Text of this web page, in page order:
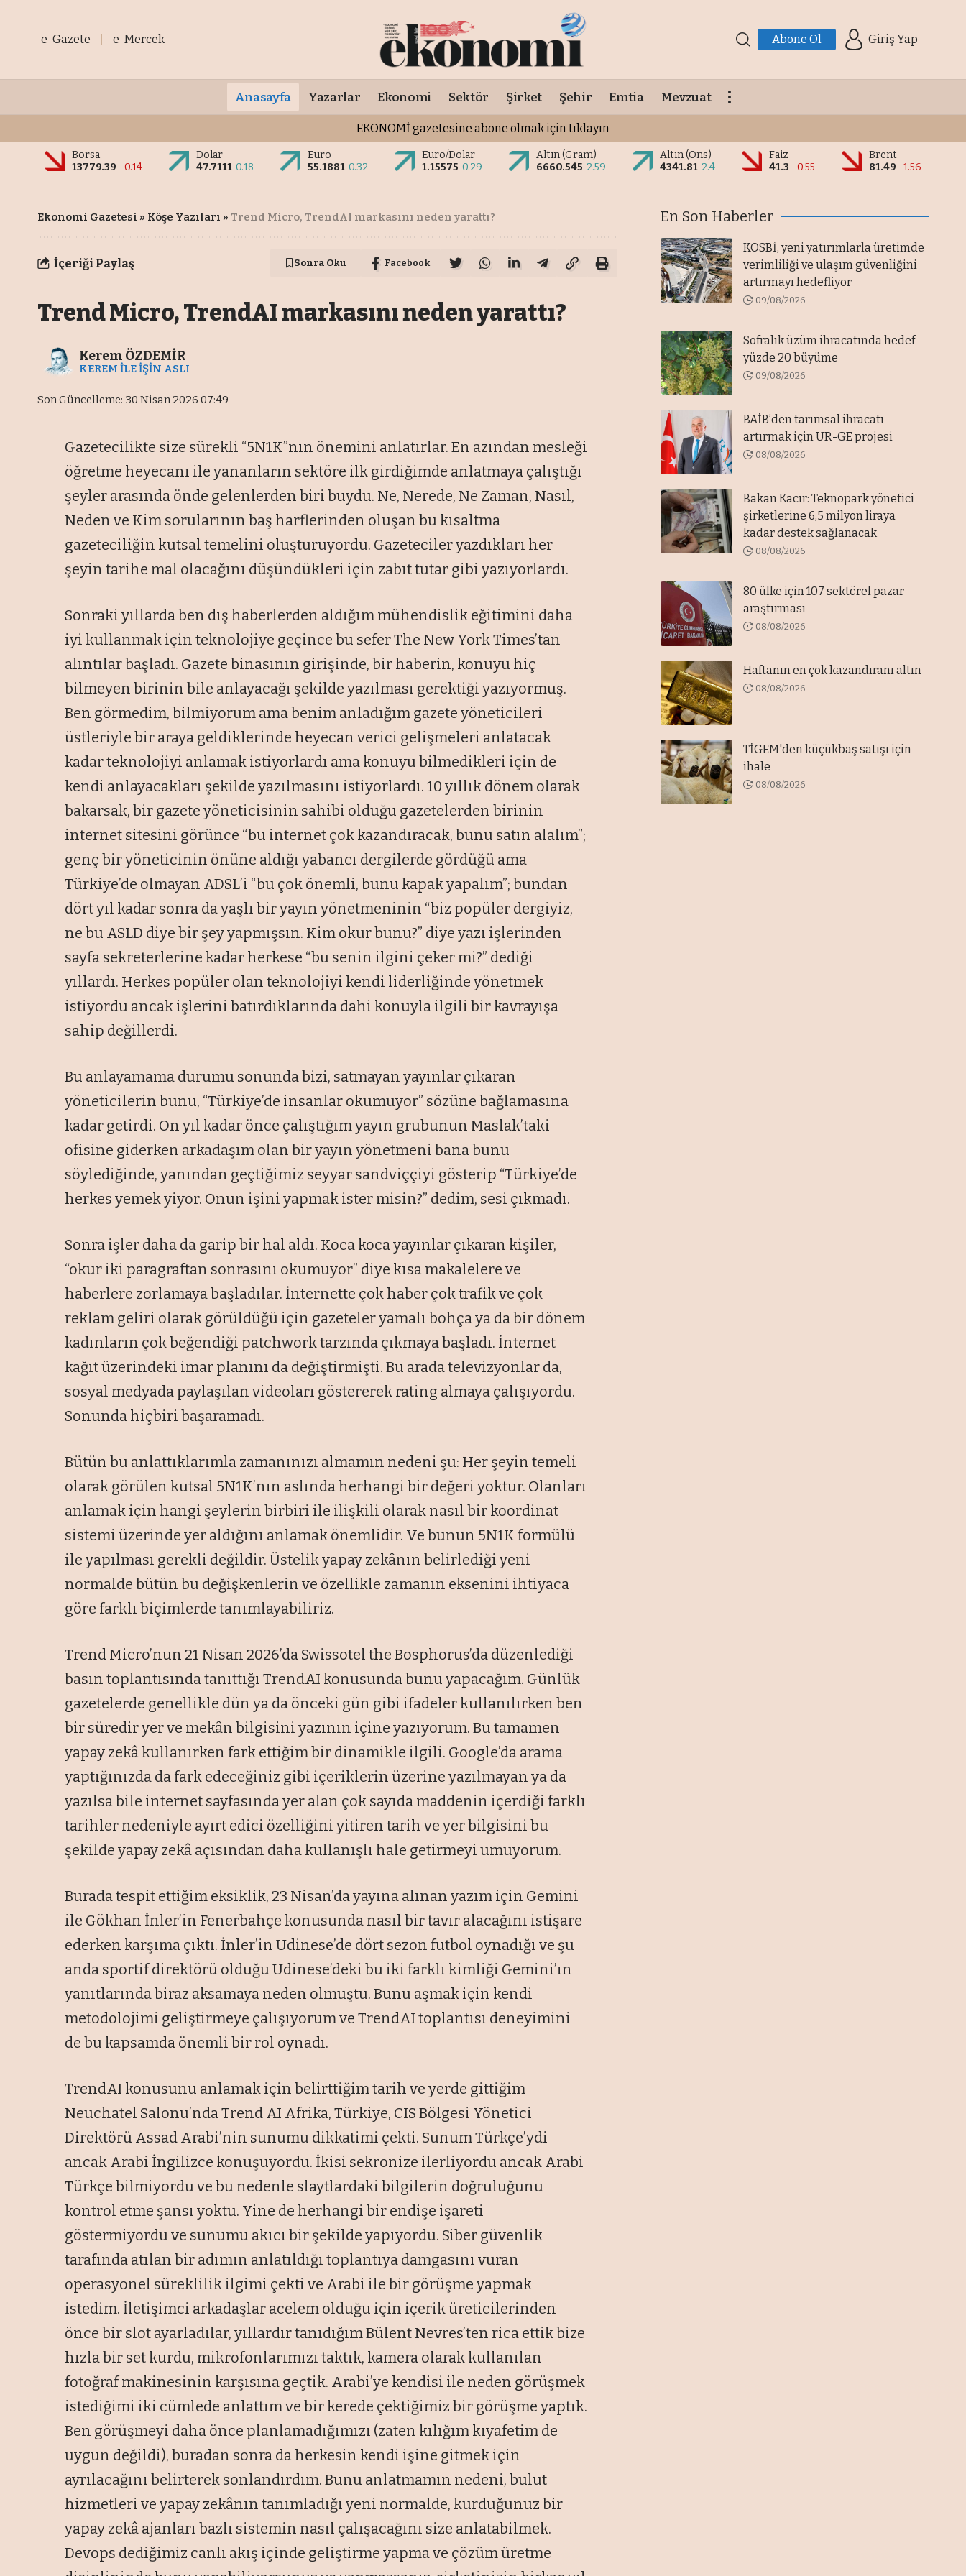
e-Gazete e-Mercek Abone Ol Giriş Yap
Anasayfa Yazarlar Ekonomi Sektör Şirket Şehir Emtia Mevzuat
EKONOMİ gazetesine abone olmak için tıklayın
Borsa
13779.39 -0.14
Dolar
47.7111 0.18
Euro
55.1881 0.32
Euro/Dolar
1.15575 0.29
Altın (Gram)
6660.545 2.59
Altın (Ons)
4341.81 2.4
Faiz
41.3 -0.55
Brent
81.49 -1.56
Ekonomi Gazetesi » Köşe Yazıları » Trend Micro, TrendAI markasını neden yarattı?
İçeriği Paylaş Sonra Oku Facebook
Trend Micro, TrendAI markasını neden yarattı?
Son Güncelleme: 30 Nisan 2026 07:49
Kerem ÖZDEMİR
KEREM İLE İŞİN ASLI
Gazetecilikte size sürekli “5N1K”nın önemini anlatırlar. En azından mesleği
öğretme heyecanı ile yananların sektöre ilk girdiğimde anlatmaya çalıştığı
şeyler arasında önde gelenlerden biri buydu. Ne, Nerede, Ne Zaman, Nasıl,
Neden ve Kim sorularının baş harflerinden oluşan bu kısaltma
gazeteciliğin kutsal temelini oluşturuyordu. Gazeteciler yazdıkları her
şeyin tarihe mal olacağını düşündükleri için zabıt tutar gibi yazıyorlardı.
Sonraki yıllarda ben dış haberlerden aldığım mühendislik eğitimini daha
iyi kullanmak için teknolojiye geçince bu sefer The New York Times’tan
alıntılar başladı. Gazete binasının girişinde, bir haberin, konuyu hiç
bilmeyen birinin bile anlayacağı şekilde yazılması gerektiği yazıyormuş.
Ben görmedim, bilmiyorum ama benim anladığım gazete yöneticileri
üstleriyle bir araya geldiklerinde heyecan verici gelişmeleri anlatacak
kadar teknolojiyi anlamak istiyorlardı ama konuyu bilmedikleri için de
kendi anlayacakları şekilde yazılmasını istiyorlardı. 10 yıllık dönem olarak
bakarsak, bir gazete yöneticisinin sahibi olduğu gazetelerden birinin
internet sitesini görünce “bu internet çok kazandıracak, bunu satın alalım”;
genç bir yöneticinin önüne aldığı yabancı dergilerde gördüğü ama
Türkiye’de olmayan ADSL’i “bu çok önemli, bunu kapak yapalım”; bundan
dört yıl kadar sonra da yaşlı bir yayın yönetmeninin “biz popüler dergiyiz,
ne bu ASLD diye bir şey yapmışsın. Kim okur bunu?” diye yazı işlerinden
sayfa sekreterlerine kadar herkese “bu senin ilgini çeker mi?” dediği
yıllardı. Herkes popüler olan teknolojiyi kendi liderliğinde yönetmek
istiyordu ancak işlerini batırdıklarında dahi konuyla ilgili bir kavrayışa
sahip değillerdi.
Bu anlayamama durumu sonunda bizi, satmayan yayınlar çıkaran
yöneticilerin bunu, “Türkiye’de insanlar okumuyor” sözüne bağlamasına
kadar getirdi. On yıl kadar önce çalıştığım yayın grubunun Maslak’taki
ofisine giderken arkadaşım olan bir yayın yönetmeni bana bunu
söylediğinde, yanından geçtiğimiz seyyar sandviççiyi gösterip “Türkiye’de
herkes yemek yiyor. Onun işini yapmak ister misin?” dedim, sesi çıkmadı.
Sonra işler daha da garip bir hal aldı. Koca koca yayınlar çıkaran kişiler,
“okur iki paragraftan sonrasını okumuyor” diye kısa makalelere ve
haberlere zorlamaya başladılar. İnternette çok haber çok trafik ve çok
reklam geliri olarak görüldüğü için gazeteler yamalı bohça ya da bir dönem
kadınların çok beğendiği patchwork tarzında çıkmaya başladı. İnternet
kağıt üzerindeki imar planını da değiştirmişti. Bu arada televizyonlar da,
sosyal medyada paylaşılan videoları göstererek rating almaya çalışıyordu.
Sonunda hiçbiri başaramadı.
Bütün bu anlattıklarımla zamanınızı almamın nedeni şu: Her şeyin temeli
olarak görülen kutsal 5N1K’nın aslında herhangi bir değeri yoktur. Olanları
anlamak için hangi şeylerin birbiri ile ilişkili olarak nasıl bir koordinat
sistemi üzerinde yer aldığını anlamak önemlidir. Ve bunun 5N1K formülü
ile yapılması gerekli değildir. Üstelik yapay zekânın belirlediği yeni
normalde bütün bu değişkenlerin ve özellikle zamanın eksenini ihtiyaca
göre farklı biçimlerde tanımlayabiliriz.
Trend Micro’nun 21 Nisan 2026’da Swissotel the Bosphorus’da düzenlediği
basın toplantısında tanıttığı TrendAI konusunda bunu yapacağım. Günlük
gazetelerde genellikle dün ya da önceki gün gibi ifadeler kullanılırken ben
bir süredir yer ve mekân bilgisini yazının içine yazıyorum. Bu tamamen
yapay zekâ kullanırken fark ettiğim bir dinamikle ilgili. Google’da arama
yaptığınızda da fark edeceğiniz gibi içeriklerin üzerine yazılmayan ya da
yazılsa bile internet sayfasında yer alan çok sayıda maddenin içerdiği farklı
tarihler nedeniyle ayırt edici özelliğini yitiren tarih ve yer bilgisini bu
şekilde yapay zekâ açısından daha kullanışlı hale getirmeyi umuyorum.
Burada tespit ettiğim eksiklik, 23 Nisan’da yayına alınan yazım için Gemini
ile Gökhan İnler’in Fenerbahçe konusunda nasıl bir tavır alacağını istişare
ederken karşıma çıktı. İnler’in Udinese’de dört sezon futbol oynadığı ve şu
anda sportif direktörü olduğu Udinese’deki bu iki farklı kimliği Gemini’ın
yanıtlarında biraz aksamaya neden olmuştu. Bunu aşmak için kendi
metodolojimi geliştirmeye çalışıyorum ve TrendAI toplantısı deneyimini
de bu kapsamda önemli bir rol oynadı.
TrendAI konusunu anlamak için belirttiğim tarih ve yerde gittiğim
Neuchatel Salonu’nda Trend AI Afrika, Türkiye, CIS Bölgesi Yönetici
Direktörü Assad Arabi’nin sunumu dikkatimi çekti. Sunum Türkçe’ydi
ancak Arabi İngilizce konuşuyordu. İkisi sekronize ilerliyordu ancak Arabi
Türkçe bilmiyordu ve bu nedenle slaytlardaki bilgilerin doğruluğunu
kontrol etme şansı yoktu. Yine de herhangi bir endişe işareti
göstermiyordu ve sunumu akıcı bir şekilde yapıyordu. Siber güvenlik
tarafında atılan bir adımın anlatıldığı toplantıya damgasını vuran
operasyonel süreklilik ilgimi çekti ve Arabi ile bir görüşme yapmak
istedim. İletişimci arkadaşlar acelem olduğu için içerik üreticilerinden
önce bir slot ayarladılar, yıllardır tanıdığım Bülent Nevres’ten rica ettik bize
hızla bir set kurdu, mikrofonlarımızı taktık, kamera olarak kullanılan
fotoğraf makinesinin karşısına geçtik. Arabi’ye kendisi ile neden görüşmek
istediğimi iki cümlede anlattım ve bir kerede çektiğimiz bir görüşme yaptık.
Ben görüşmeyi daha önce planlamadığımızı (zaten kılığım kıyafetim de
uygun değildi), buradan sonra da herkesin kendi işine gitmek için
ayrılacağını belirterek sonlandırdım. Bunu anlatmamın nedeni, bulut
hizmetleri ve yapay zekânın tanımladığı yeni normalde, kurduğunuz bir
yapay zekâ ajanları bazlı sistemin nasıl çalışacağını size anlatabilmek.
Devops dediğimiz canlı akış içinde geliştirme yapma ve çözüm üretme
En Son Haberler
KOSBİ, yeni yatırımlarla üretimde
verimliliği ve ulaşım güvenliğini
artırmayı hedefliyor
09/08/2026
Sofralık üzüm ihracatında hedef
yüzde 20 büyüme
09/08/2026
BAİB’den tarımsal ihracatı
artırmak için UR-GE projesi
08/08/2026
Bakan Kacır: Teknopark yönetici
şirketlerine 6,5 milyon liraya
kadar destek sağlanacak
08/08/2026
80 ülke için 107 sektörel pazar
araştırması
08/08/2026
Haftanın en çok kazandıranı altın
08/08/2026
TİGEM'den küçükbaş satışı için
ihale
08/08/2026